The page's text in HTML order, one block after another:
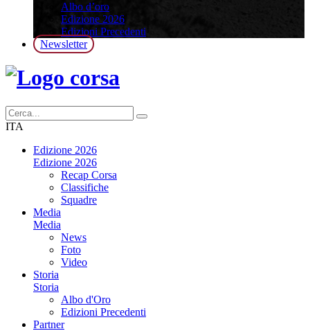
Albo d’oro
Edizione 2026
Edizioni Precedenti
Newsletter
ITA
Edizione 2026
Edizione 2026
Recap Corsa
Classifiche
Squadre
Media
Media
News
Foto
Video
Storia
Storia
Albo d'Oro
Edizioni Precedenti
Partner